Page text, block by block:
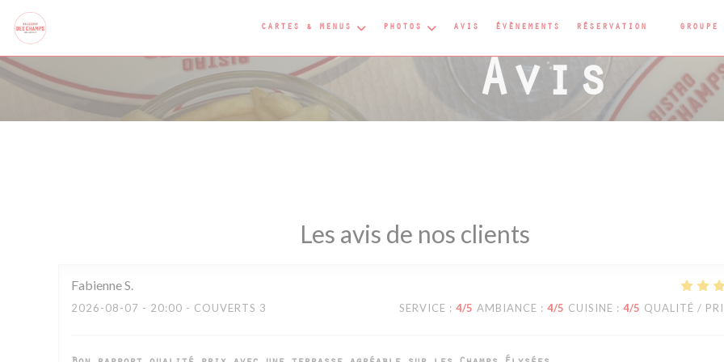
Personnalisation de vos choix en matière de cookies
CARTES & MENUS PHOTOS AVIS ÉVÈNEMENTS
RÉSERVATION
Avis
Les avis de nos clients
FabienneS
2026-08-07 - 20:00 - COUVERTS 3 SERVICE : 4/5 AMBIANCE : 4/5 CUISINE : 4/5 QUALITÉ /